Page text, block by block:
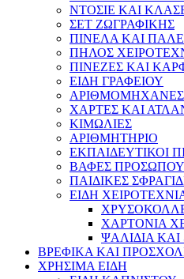
ΝΤΟΣΙΕ ΚΑΙ
ΣΕΤ ΖΩΓΡΑΦΙΚΗΣ
ΠΙΝΕΛΑ ΚΑΙ
ΠΗΛΟΣ
ΠΙΝΕΖΕΣ ΚΑΙ
ΕΙΔΗ ΓΡΑΦΕΙΟΥ
ΧΑΡΤΕΣ ΚΑΙ
ΚΙΜΩΛΙΕΣ
ΑΡΙΘΜΗΤΗΡΙΟ
ΕΚΠΑΙΔΕΥΤΙΚΟΙ
ΒΑΦΕΣ ΠΡΟΣΩΠΟΥ
ΠΑΙΔΙΚΕΣ
ΕΙΔΗ
ΧΑΡΤΟΝΙΑ
ΨΑΛΙΔΙΑ
ΒΡΕΦΙΚΑ ΚΑΙ
ΧΡΗΣΙΜΑ ΕΙΔΗ